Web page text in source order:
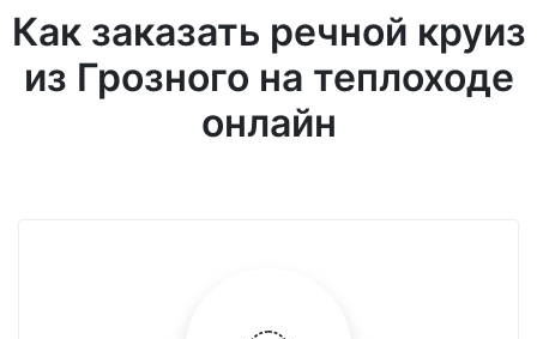
Как заказать речной круиз
из Грозного на теплоходе
онлайн